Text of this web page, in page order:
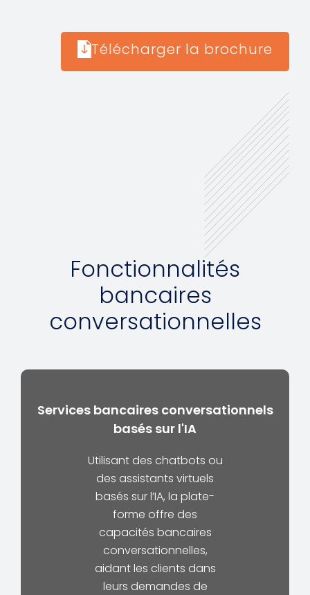
Télécharger la brochure
Fonctionnalités
bancaires
conversationnelles
Services bancaires conversationnels
basés sur l'IA
Utilisant des chatbots ou
des assistants virtuels
basés sur l’IA, la plate-
forme offre des
capacités bancaires
conversationnelles,
aidant les clients dans
leurs demandes de